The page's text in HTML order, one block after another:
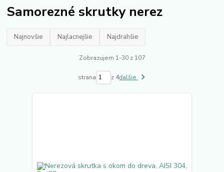
Samorezné skrutky nerez
Najnovšie Najlacnejšie Najdrahšie
Zobrazujem 1-30 z 107
strana z 4ďalšie